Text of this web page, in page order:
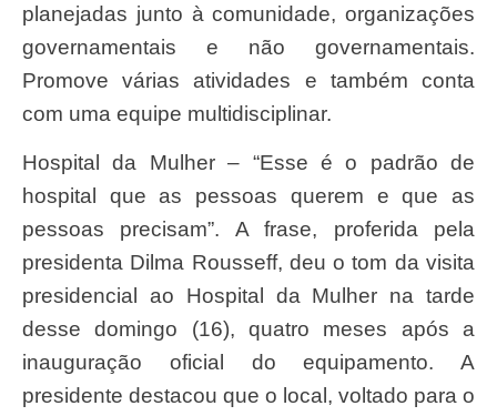
planejadas junto à comunidade, organizações
governamentais e não governamentais.
Promove várias atividades e também conta
com uma equipe multidisciplinar.
Hospital da Mulher – “Esse é o padrão de
hospital que as pessoas querem e que as
pessoas precisam”. A frase, proferida pela
presidenta Dilma Rousseff, deu o tom da visita
presidencial ao Hospital da Mulher na tarde
desse domingo (16), quatro meses após a
inauguração oficial do equipamento. A
presidente destacou que o local, voltado para o